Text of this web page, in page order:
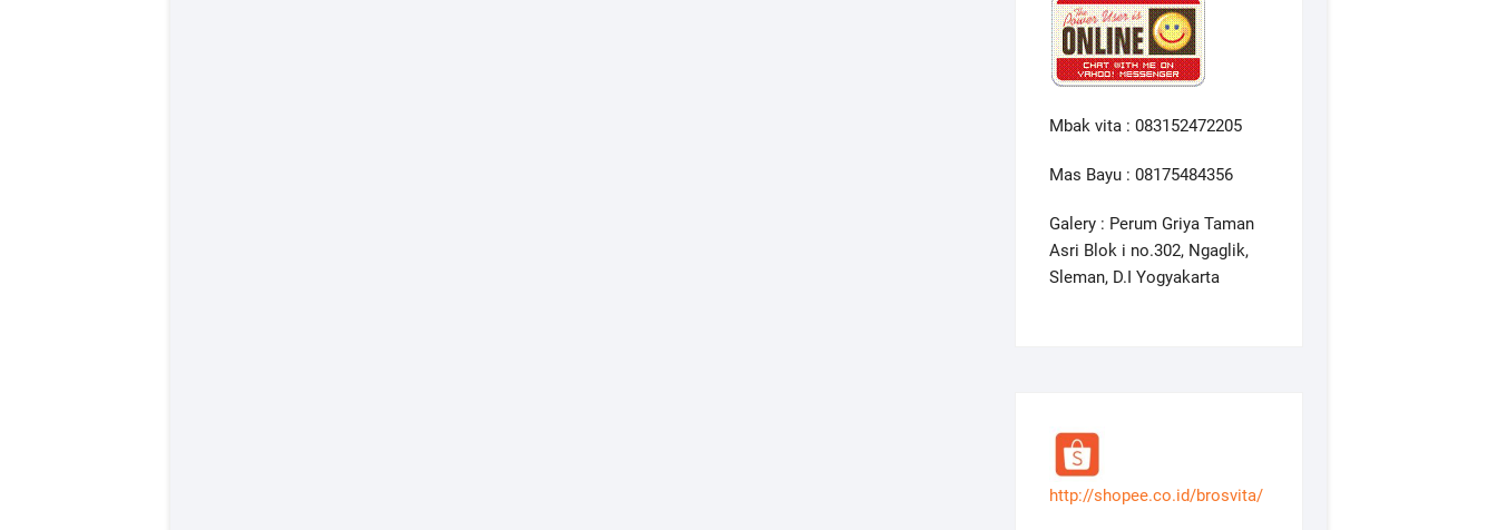
Mbak vita : 083152472205
Mas Bayu : 08175484356
Galery : Perum Griya Taman
Asri Blok i no.302, Ngaglik,
Sleman, D.I Yogyakarta
http://shopee.co.id/brosvita/